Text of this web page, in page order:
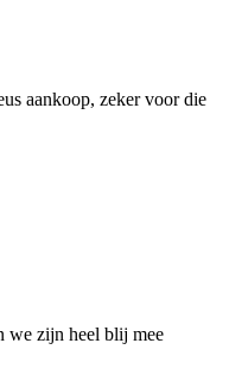
aankoop, zeker voor die
we zijn heel blij mee